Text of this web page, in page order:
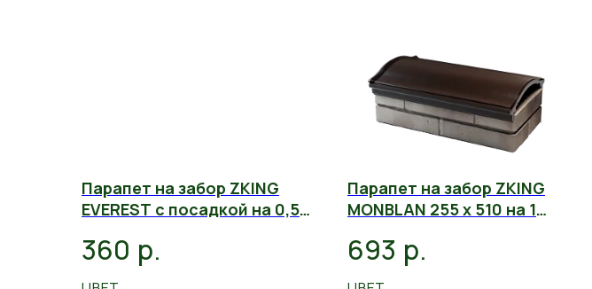
Парапет на забор ZKING
EVEREST с посадкой на 0,5
360 р.
Парапет на забор ZKING
MONBLAN 255 x 510 на 1
693 р.